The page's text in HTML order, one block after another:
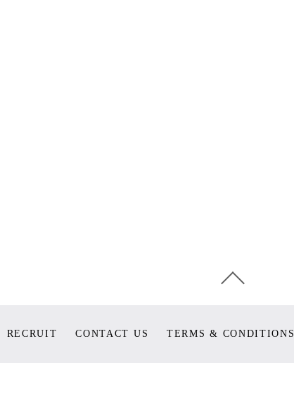
RECRUIT CONTACT US TERMS & CONDITIONS